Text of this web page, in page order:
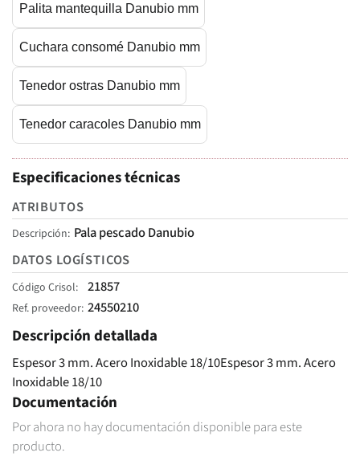
Palita mantequilla Danubio mm
Cuchara consomé Danubio mm
Tenedor ostras Danubio mm
Tenedor caracoles Danubio mm
Especificaciones técnicas
ATRIBUTOS
Descripción Pala pescado Danubio
DATOS LOGÍSTICOS
Código Crisol 21857
Ref. proveedor 24550210
Descripción detallada
Espesor 3 mm. Acero Inoxidable 18/10Espesor 3 mm. Acero
Inoxidable 18/10
Documentación
Por ahora no hay documentación disponible para este
producto.